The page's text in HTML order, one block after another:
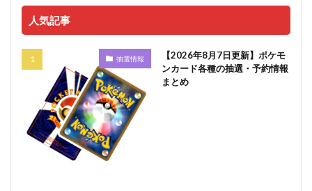
人気記事
抽選情報
【2026年8月7日更新】ポケモ
ンカード各種の抽選・予約情報
まとめ